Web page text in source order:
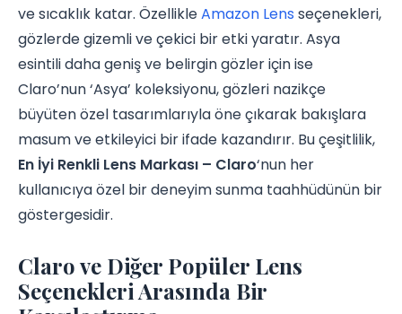
ve sıcaklık katar. ÖzellikleAmazon Lens seçenekleri,
gözlerde gizemli ve çekici bir etki yaratır. Asya
esintili daha geniş ve belirgin gözler için ise
Claro’nun ‘Asya’ koleksiyonu, gözleri nazikçe
büyüten özel tasarımlarıyla öne çıkarak bakışlara
masum ve etkileyici bir ifade kazandırır. Bu çeşitlilik,
En İyi Renkli Lens Markası – Claro‘nun her
kullanıcıya özel bir deneyim sunma taahhüdünün bir
göstergesidir.
Claro ve Diğer Popüler Lens
Seçenekleri Arasında Bir